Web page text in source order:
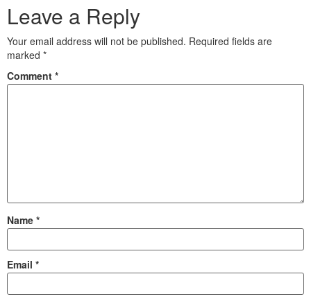
Leave a Reply
Your email address will not be published. Required fields are
marked *
Comment *
Name *
Email *